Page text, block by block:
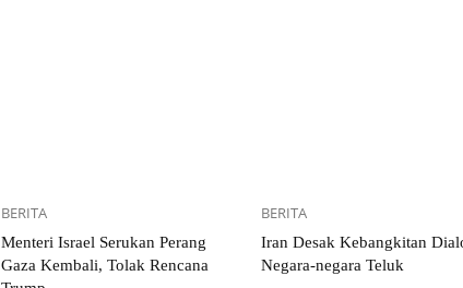
BERITA
Menteri Israel Serukan Perang
Gaza Kembali, Tolak Rencana
BERITA
Iran Desak Kebangkitan
Negara-negara Teluk